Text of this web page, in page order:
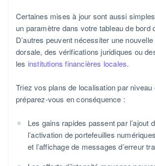
Certaines mises à jour sont aussi
un paramètre dans votre tableau de bord
D’autres peuvent nécessiter une nouvelle
dorsale, des vérifications juridiques ou
les institutions financières locales.
Triez vos plans de localisation par niveau
préparez-vous en conséquence :
Les gains rapides passent par l’ajout
l’activation de portefeuilles
et l’affichage de messages d’erreur